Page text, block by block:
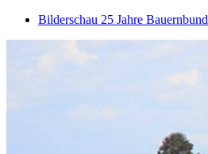
Bilderschau 25 Jahre Bauernbund